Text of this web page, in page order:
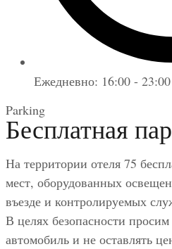
Ежедневно: 16:00 - 23:00
Parking
Бесплатная
На территории отеля 75
мест, оборудованных
въезде и контролируемых
В целях безопасности
автомобиль и не оставлять